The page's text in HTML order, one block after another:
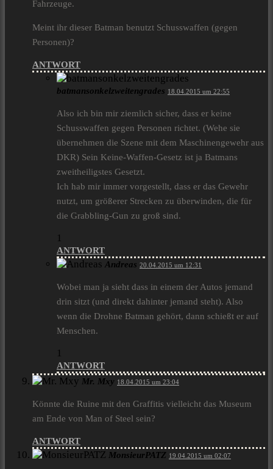
Fahrzeuge.
Meint ihr dieser Batman benutzt Schusswaffen (gegen
Personen)?
ANTWORT
batmansonkelzweitengrades 18.04.2015 um 22:55
Also ich bin mir ziemlich sicher, dass er keine
Schusswaffen gegen Personen richtet. (Wehe sie
übernehmen die Szene mit dem Maschinengewehr aus
DKR) Sein Keine-Waffen-Gesetz ist ja Batmans
zweitheiligstes Gesetzt.
Ich hab mir immer vorgestellt, dass er das Gewehr
nutzt, um größerer Strecken zu überwinden, die für
die Grabbling-Gun zu groß sind.
1
ANTWORT
Andreas 20.04.2015 um 12:31
Wobei man ja sieht dass in einem der Autos jemand
drin sitzt (und direkt dahinter jemand steht). Also
wenn die Drohne Batman gehört, dann schießt er auf
Menschen.
1
ANTWORT
Mr. Mxy 18.04.2015 um 23:04
Könnte die Ruine mit den Graffitis vielleicht das Museum
am Ende von Man of Steel sein?
ANTWORT
MonsieurPATZ 19.04.2015 um 02:07